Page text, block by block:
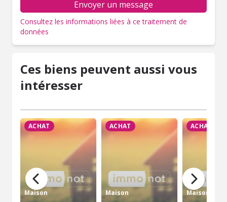
Envoyer un message
Consultez les informations liées à ce traitement de
données
Ces biens peuvent aussi vous
intéresser
ACHAT
Maison
ACHAT
Maison
ACHAT
Maison